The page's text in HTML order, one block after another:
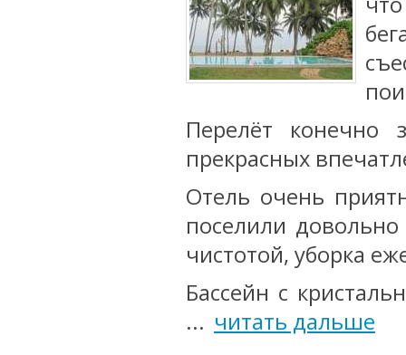
Перелёт конечно
прекрасных
Отель очень
поселили
чистотой, уборка
Бассейн с
... читать дальше